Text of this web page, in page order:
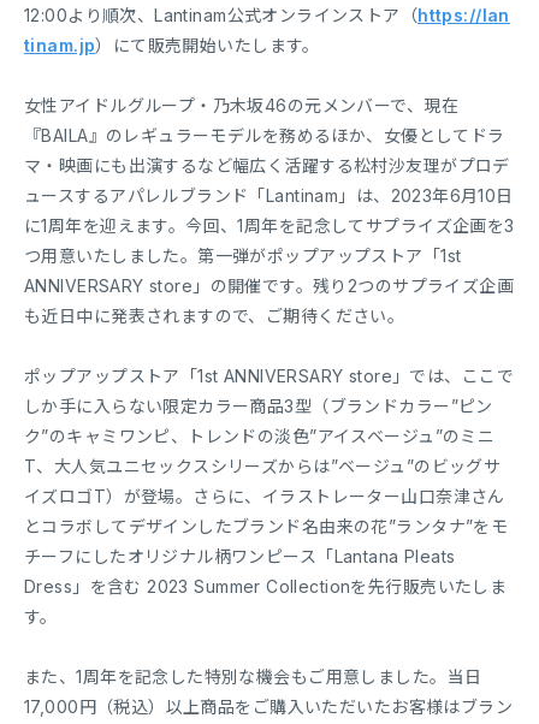
12:00より順次、Lantinam公式オンラインストア（https://lan
tinam.jp）にて販売開始いたします。
女性アイドルグループ・乃木坂46の元メンバーで、現在
『BAILA』のレギュラーモデルを務めるほか、女優としてドラ
マ・映画にも出演するなど幅広く活躍する松村沙友理がプロデ
ュースするアパレルブランド「Lantinam」は、2023年6月10日
に1周年を迎えます。今回、1周年を記念してサプライズ企画を3
つ用意いたしました。第一弾がポップアップストア「1st
ANNIVERSARY store」の開催です。残り2つのサプライズ企画
も近日中に発表されますので、ご期待ください。
ポップアップストア「1st ANNIVERSARY store」では、ここで
しか手に入らない限定カラー商品3型（ブランドカラー”ピン
ク”のキャミワンピ、トレンドの淡色”アイスベージュ”のミニ
T、大人気ユニセックスシリーズからは”ベージュ”のビッグサ
イズロゴT）が登場。さらに、イラストレーター山口奈津さん
とコラボしてデザインしたブランド名由来の花”ランタナ”をモ
チーフにしたオリジナル柄ワンピース「Lantana Pleats
Dress」を含む 2023 Summer Collectionを先行販売いたしま
す。
また、1周年を記念した特別な機会もご用意しました。当日
17,000円（税込）以上商品をご購入いただいたお客様はブラン